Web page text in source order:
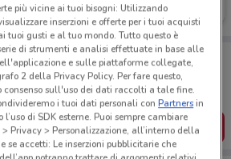
sempre con te!
le migliori offerte dei negozi vicino a te,
la tua lista del risparmio, comodamente
SCARICA L’APP
più vicine ai tuoi bisogni: Utilizzando
inserzioni e offerte per i tuoi acquisti
tuoi gusti e al tuo mondo. Tutto questo è
di strumenti e analisi effettuate in base alle
e sulle piattaforme collegate,
2 della Privacy Policy. Per fare questo,
consenso sull'uso dei dati raccolti a tale fine.
i tuoi dati personali conPartnersin
di SDK esterne. Puoi sempre cambiare
Privacy > Personalizzazione, all’interno della
se accetti: Le inserzioni pubblicitarie che